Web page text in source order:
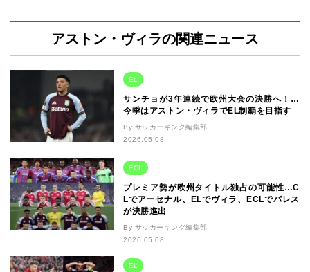
アストン・ヴィラの関連ニュース
EL
サンチョが3年連続で欧州大会の決勝へ！…
今季はアストン・ヴィラでEL制覇を目指す
By サッカーキング編集部
2026.05.08
ECL
プレミア勢が欧州タイトル独占の可能性…C
Lでアーセナル、ELでヴィラ、ECLでパレス
が決勝進出
By サッカーキング編集部
2026.05.08
EL